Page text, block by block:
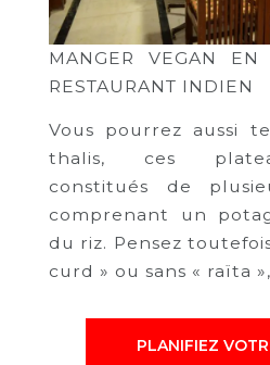
MANGER VEGAN
RESTAURANT INDIEN
Vous pourrez aussi
thalis, ces
constitués de
comprenant un
du riz. Pensez
curd » ou sans « raïta
PLANIFIEZ